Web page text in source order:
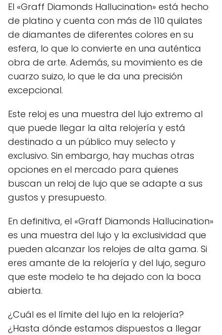
El «Graff Diamonds Hallucination» está hecho
de platino y cuenta con más de 110 quilates
de diamantes de diferentes colores en su
esfera, lo que lo convierte en una auténtica
obra de arte. Además, su movimiento es de
cuarzo suizo, lo que le da una precisión
excepcional.
Este reloj es una muestra del lujo extremo al
que puede llegar la alta relojería y está
destinado a un público muy selecto y
exclusivo. Sin embargo, hay muchas otras
opciones en el mercado para quienes
buscan un reloj de lujo que se adapte a sus
gustos y presupuesto.
En definitiva, el «Graff Diamonds Hallucination»
es una muestra del lujo y la exclusividad que
pueden alcanzar los relojes de alta gama. Si
eres amante de la relojería y del lujo, seguro
que este modelo te ha dejado con la boca
abierta.
¿Cuál es el límite del lujo en la relojería?
¿Hasta dónde estamos dispuestos a llegar